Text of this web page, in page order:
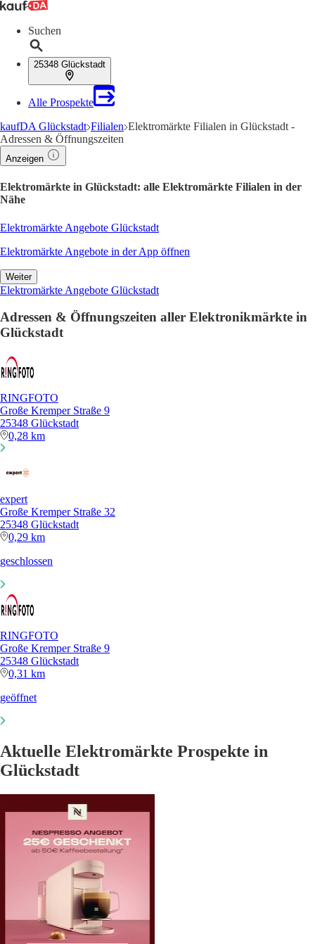
Suchen
25348 Glückstadt
Alle Prospekte
kaufDA Glückstadt Filialen Elektromärkte Filialen in Glückstadt -
Adressen & Öffnungszeiten
Anzeigen
Elektromärkte in Glückstadt: alle Elektromärkte Filialen in der
Nähe
Elektromärkte Angebote Glückstadt
Elektromärkte Angebote in der App öffnen
Weiter
Elektromärkte Angebote Glückstadt
Adressen & Öffnungszeiten aller Elektronikmärkte in
Glückstadt
RINGFOTO
Große Kremper Straße 9
25348 Glückstadt
0,28 km
expert
Große Kremper Straße 32
25348 Glückstadt
0,29 km
geschlossen
RINGFOTO
Große Kremper Straße 9
25348 Glückstadt
0,31 km
geöffnet
Aktuelle Elektromärkte Prospekte in
Glückstadt